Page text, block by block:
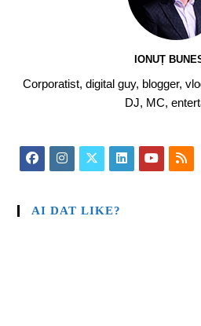
IONUȚ
Corporatist, digital guy, blogger,
DJ, MC,
AI DAT LIKE?